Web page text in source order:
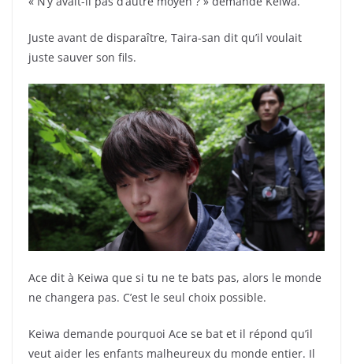
Juste avant de disparaître, Taira-san dit qu’il voulait
juste sauver son fils.
Ace dit à Keiwa que si tu ne te bats pas, alors le monde
ne changera pas. C’est le seul choix possible.
Keiwa demande pourquoi Ace se bat et il répond qu’il
veut aider les enfants malheureux du monde entier. Il